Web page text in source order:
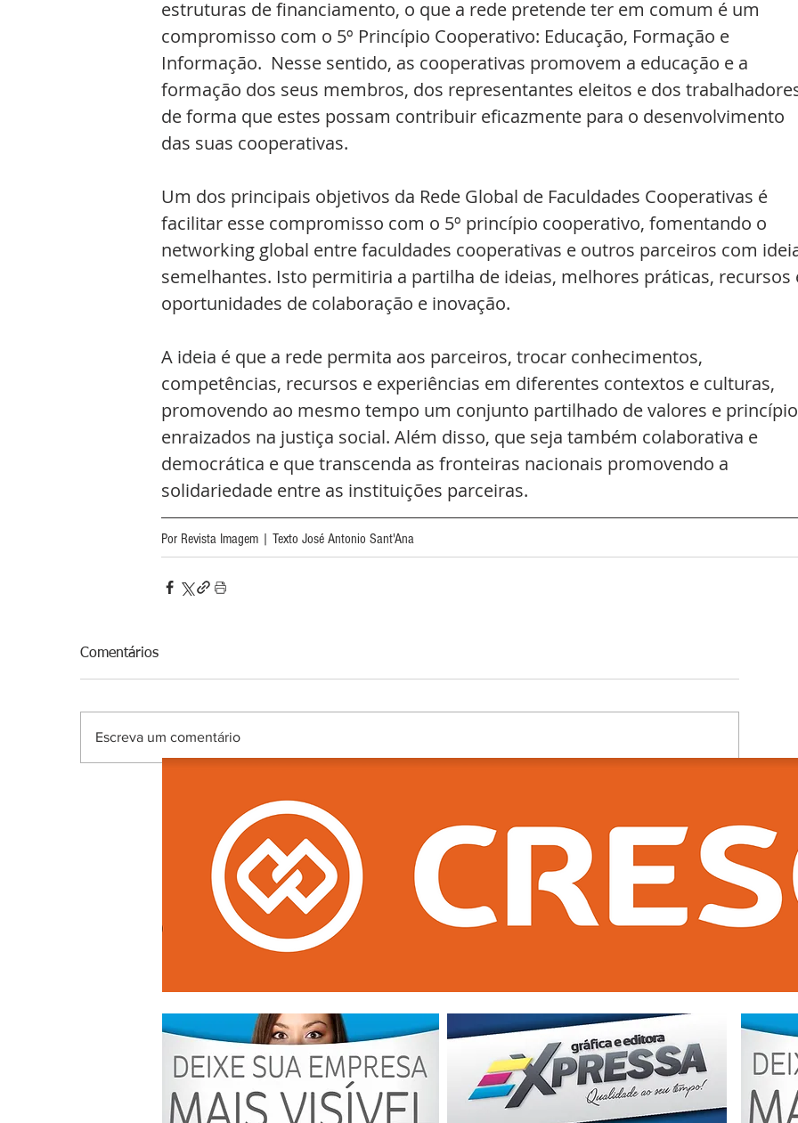
estruturas de financiamento, o que a rede pretende ter em comum é um
compromisso com o 5º Princípio Cooperativo: Educação, Formação e
Informação.  Nesse sentido, as cooperativas promovem a educação e a
formação dos seus membros, dos representantes eleitos e dos
de forma que estes possam contribuir eficazmente para o desenvolvimento
das suas cooperativas.
Um dos principais objetivos da Rede Global de Faculdades Cooperativas é
facilitar esse compromisso com o 5º princípio cooperativo, fomentando o
networking global entre faculdades cooperativas e outros parceiros com
semelhantes. Isto permitiria a partilha de ideias, melhores práticas,
oportunidades de colaboração e inovação.
A ideia é que a rede permita aos parceiros, trocar conhecimentos,
competências, recursos e experiências em diferentes contextos e culturas,
promovendo ao mesmo tempo um conjunto partilhado de valores e
enraizados na justiça social. Além disso, que seja também colaborativa e
democrática e que transcenda as fronteiras nacionais promovendo a
solidariedade entre as instituições parceiras.
Por Revista Imagem | Texto José Antonio Sant'Ana
Comentários
Escreva um comentário